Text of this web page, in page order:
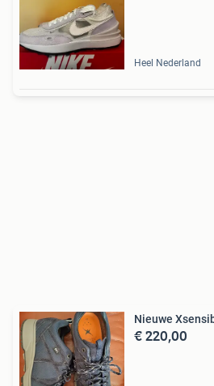
Heel Nederland
Nieuwe
€ 220,00